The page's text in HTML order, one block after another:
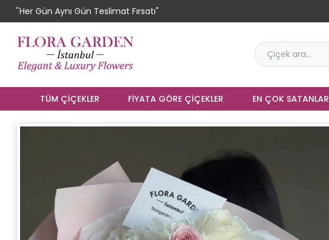
''Her Gün Aynı Gün Teslimat Fırsatı"
TÜM ÇIÇEKLER FIYATA GÖRE ÇIÇEKLER EN ÇOK SATANLAR